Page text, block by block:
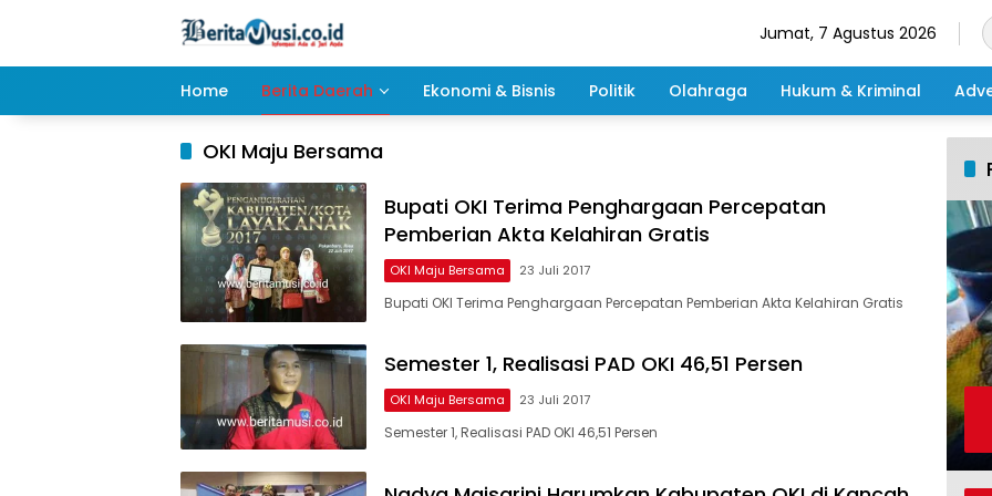
Jumat, 7 Agustus 2026
Home Berita Daerah Ekonomi & Bisnis Politik Olahraga Hukum & Kriminal
OKI Maju Bersama
Bupati OKI Terima Penghargaan Percepatan
Pemberian Akta Kelahiran Gratis
OKI Maju Bersama 23 Juli 2017
Bupati OKI Terima Penghargaan Percepatan Pemberian Akta Kelahiran Gratis
Semester 1, Realisasi PAD OKI 46,51 Persen
OKI Maju Bersama 23 Juli 2017
Semester 1, Realisasi PAD OKI 46,51 Persen